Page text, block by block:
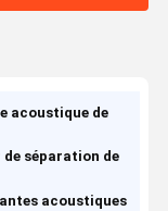
acoustique de
de séparation de
acoustiques